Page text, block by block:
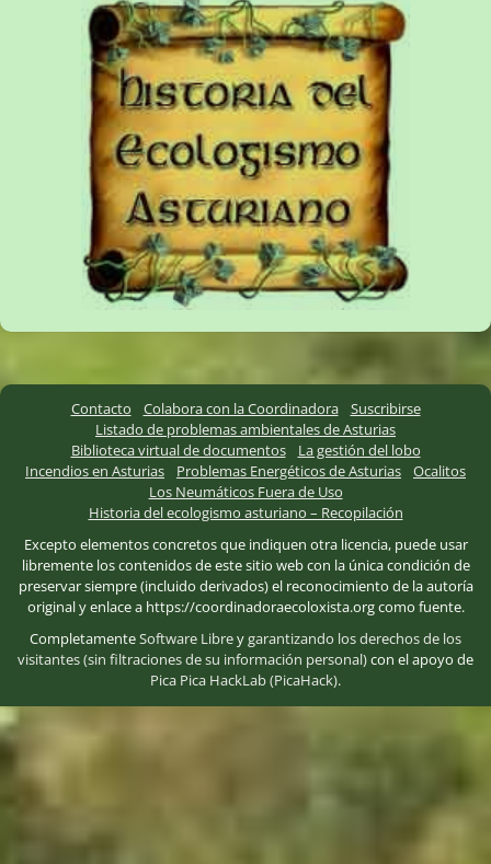
Contacto Colabora con la Coordinadora
Suscribirse
Listado de problemas ambientales de Asturias
Biblioteca virtual de documentos
La gestión del lobo
Incendios en Asturias
Problemas Energéticos de Asturias
Ocalitos
Los Neumáticos Fuera de Uso
Historia del ecologismo asturiano – Recopilación
Excepto elementos concretos que indiquen otra licencia, puede usar
libremente los contenidos de este sitio web con la única condición de
preservar siempre (incluido derivados) el reconocimiento de la autoría
original y enlace a https://coordinadoraecoloxista.org como fuente.
CompletamenteSoftware Libreygarantizando los derechos de los
visitantes (sin filtraciones de su información personal)con el apoyo de
Pica Pica HackLab (PicaHack).